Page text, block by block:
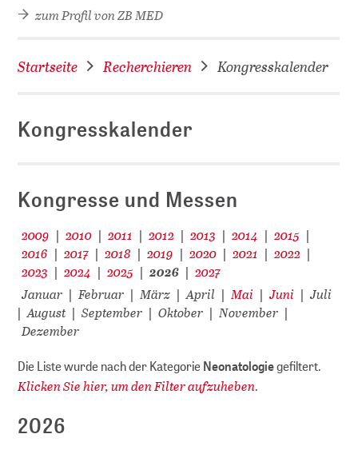
zum Profil von ZB MED
Startseite Recherchieren Kongresskalender
Kongresskalender
Kongresse und Messen
2009 | 2010 | 2011 | 2012 | 2013 | 2014 | 2015 |
2016 | 2017 | 2018 | 2019 | 2020 | 2021 | 2022 |
2023 | 2024 | 2025 | 2026 | 2027
Januar | Februar | März | April | Mai | Juni | Juli
| August | September | Oktober | November |
Dezember
Die Liste wurde nach der KategorieNeonatologiegefiltert.
Klicken Sie hier, um den Filter aufzuheben.
2026